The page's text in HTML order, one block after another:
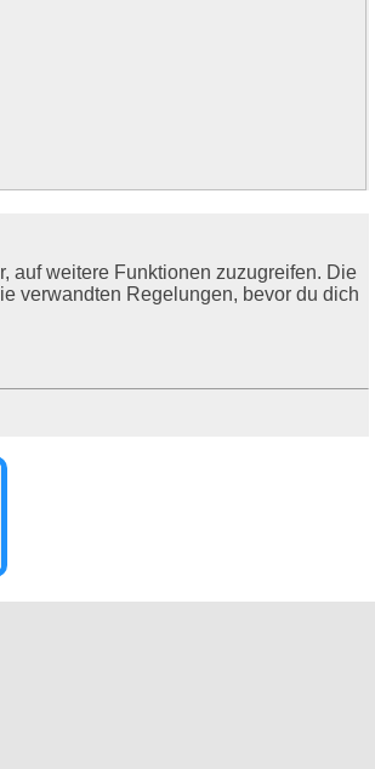
auf weitere Funktionen zuzugreifen. Die
verwandten Regelungen, bevor du dich